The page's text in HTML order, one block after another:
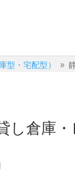
型・宅配型） 9
し倉庫